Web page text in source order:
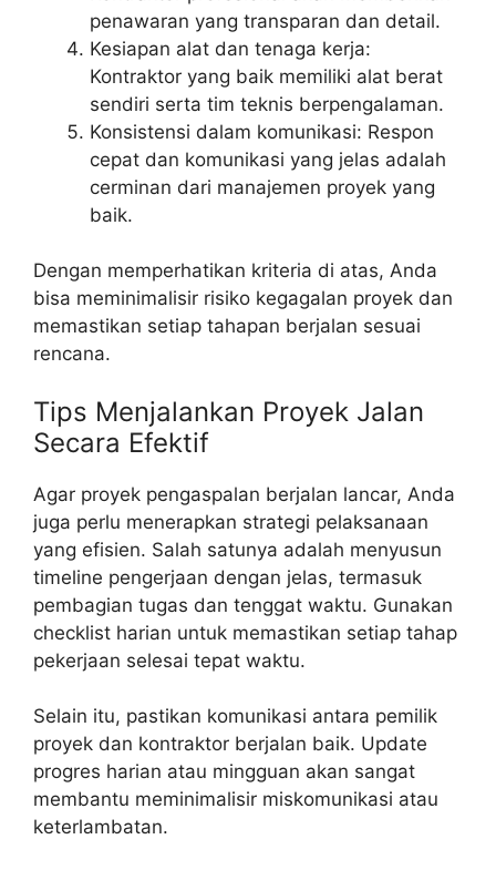
penawaran yang transparan dan detail.
Kesiapan alat dan tenaga kerja:
Kontraktor yang baik memiliki alat berat
sendiri serta tim teknis berpengalaman.
Konsistensi dalam komunikasi: Respon
cepat dan komunikasi yang jelas adalah
cerminan dari manajemen proyek yang
baik.
Dengan memperhatikan kriteria di atas, Anda
bisa meminimalisir risiko kegagalan proyek dan
memastikan setiap tahapan berjalan sesuai
rencana.
Tips Menjalankan Proyek Jalan
Secara Efektif
Agar proyek pengaspalan berjalan lancar, Anda
juga perlu menerapkan strategi pelaksanaan
yang efisien. Salah satunya adalah menyusun
timeline pengerjaan dengan jelas, termasuk
pembagian tugas dan tenggat waktu. Gunakan
checklist harian untuk memastikan setiap tahap
pekerjaan selesai tepat waktu.
Selain itu, pastikan komunikasi antara pemilik
proyek dan kontraktor berjalan baik. Update
progres harian atau mingguan akan sangat
membantu meminimalisir miskomunikasi atau
keterlambatan.